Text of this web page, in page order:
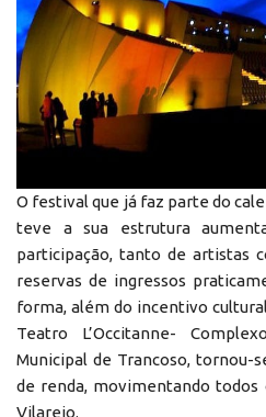
O festival que já faz parte do
teve a sua estrutura
participação, tanto de artistas
reservas de ingressos
forma, além do incentivo
Teatro L’Occitanne-
Municipal de Trancoso,
de renda, movimentando todos
Vilarejo.